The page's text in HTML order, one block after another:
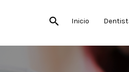
Inicio